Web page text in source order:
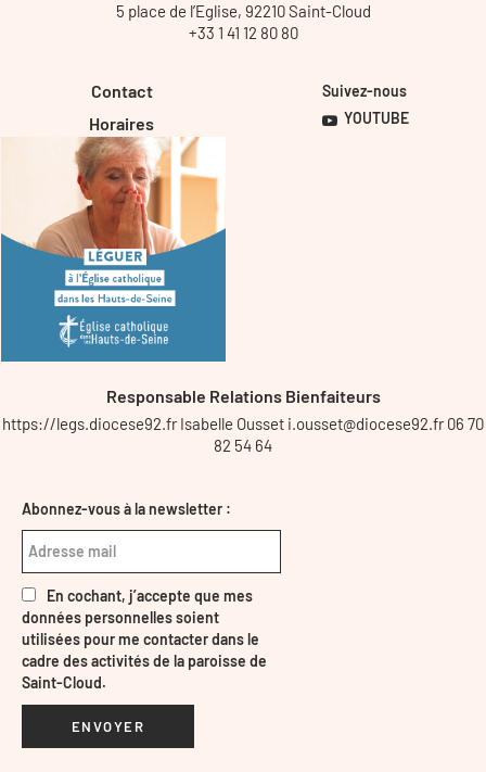
5 place de l’Eglise, 92210 Saint-Cloud
+33 1 41 12 80 80
Contact
Horaires
Suivez-nous
YOUTUBE
Responsable Relations Bienfaiteurs
https://legs.diocese92.fr Isabelle Ousset i.ousset@diocese92.fr 06 70
82 54 64
Abonnez-vous à la newsletter :
En cochant, j’accepte que mes
données personnelles soient
utilisées pour me contacter dans le
cadre des activités de la paroisse de
Saint-Cloud.
ENVOYER